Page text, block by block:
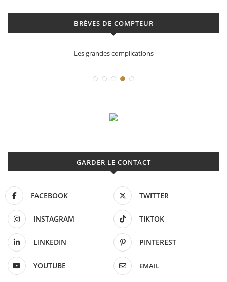
BRÈVES DE COMPTEUR
grandes complications
GARDER LE CONTACT
FACEBOOK TWITTER
INSTAGRAM TIKTOK
LINKEDIN PINTEREST
YOUTUBE EMAIL